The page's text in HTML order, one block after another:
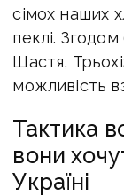
сімох наших
пеклі. Згодом
Щастя,
можливість
Тактика
вони
Україні